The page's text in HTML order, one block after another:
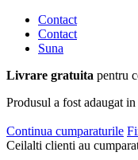
Contact
Contact
Suna
Livrare gratuita pentru
Produsul a fost adaugat in
Continua cumparaturile
Ceilalti clienti au